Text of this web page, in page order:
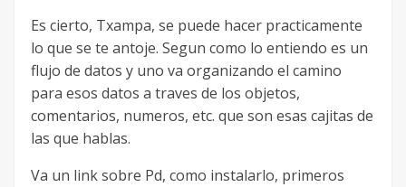
Es cierto, Txampa, se puede hacer practicamente
lo que se te antoje. Segun como lo entiendo es un
flujo de datos y uno va organizando el camino
para esos datos a traves de los objetos,
comentarios, numeros, etc. que son esas cajitas de
las que hablas.
Va un link sobre Pd, como instalarlo, primeros